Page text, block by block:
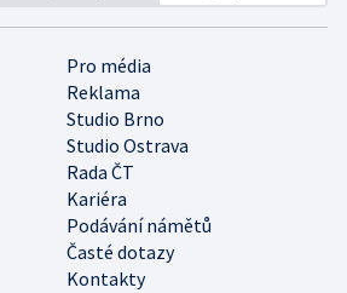
Pro média
Reklama
Studio Brno
Studio Ostrava
Rada ČT
Kariéra
Podávání námětů
Časté dotazy
Kontakty